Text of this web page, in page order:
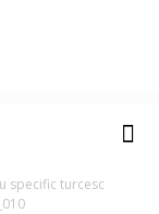
specific turcesc